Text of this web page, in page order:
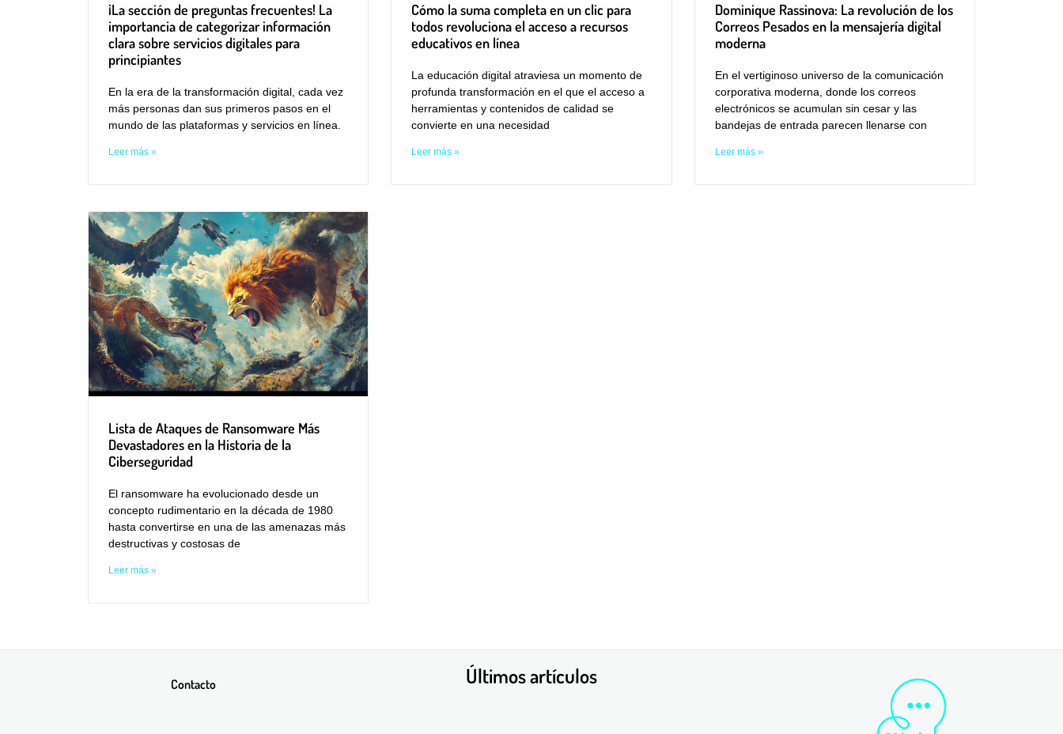
¡La sección de preguntas frecuentes! La
importancia de categorizar información
clara sobre servicios digitales para
principiantes
En la era de la transformación digital, cada vez
más personas dan sus primeros pasos en el
mundo de las plataformas y servicios en línea.
Leer más »
Cómo la suma completa en un clic para
todos revoluciona el acceso a recursos
educativos en línea
La educación digital atraviesa un momento de
profunda transformación en el que el acceso a
herramientas y contenidos de calidad se
convierte en una necesidad
Leer más »
Dominique Rassinova: La revolución de los
Correos Pesados en la mensajería digital
moderna
En el vertiginoso universo de la comunicación
corporativa moderna, donde los correos
electrónicos se acumulan sin cesar y las
bandejas de entrada parecen llenarse con
Leer más »
Lista de Ataques de Ransomware Más
Devastadores en la Historia de la
Ciberseguridad
El ransomware ha evolucionado desde un
concepto rudimentario en la década de 1980
hasta convertirse en una de las amenazas más
destructivas y costosas de
Leer más »
Contacto Últimos artículos